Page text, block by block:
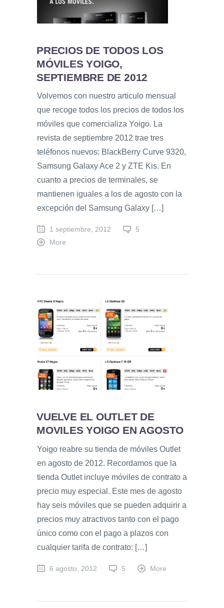
PRECIOS DE TODOS LOS
MÓVILES YOIGO,
SEPTIEMBRE DE 2012
Volvemos con nuestro articulo mensual
que recoge todos los precios de todos los
móviles que comercializa Yoigo. La
revista de septiembre 2012 trae tres
teléfonos nuevos: BlackBerry Curve 9320,
Samsung Galaxy Ace 2 y ZTE Kis. En
cuanto a precios de terminales, se
mantienen iguales a los de agosto con la
excepción del Samsung Galaxy […]
1 septiembre, 2012
5
More
VUELVE EL OUTLET DE
MOVILES YOIGO EN AGOSTO
Yoigo reabre su tienda de móviles Outlet
en agosto de 2012. Recordamos que la
tienda Outlet incluye móviles de contrato a
precio muy especial. Este mes de agosto
hay seis móviles que se pueden adquirir a
precios muy atractivos tanto con el pago
único como con el pago a plazos con
cualquier tarifa de contrato: […]
6 agosto, 2012 5 More